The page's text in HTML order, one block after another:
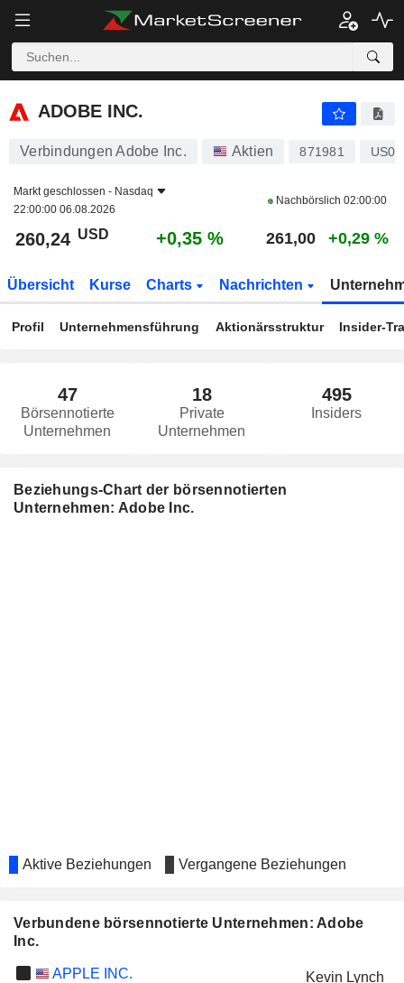
ADOBE INC.
ADOBE INC.
Verbindungen Adobe Inc. Aktien 871981
Markt geschlossen - Nasdaq
22:00:00 06.08.2026
Nachbörslich 02:00:00
260,24 USD +0,35 % 261,00 +0,29 %
Übersicht Kurse Charts Nachrichten
Profil Unternehmensführung Aktionärsstruktur Insider-
47
Börsennotierte
Unternehmen
18
Private
Unternehmen
495
Insiders
Beziehungs-Chart der börsennotierten
Unternehmen: Adobe Inc.
Aktive Beziehungen Vergangene Beziehungen
Verbundene börsennotierte Unternehmen: Adobe
Inc.
APPLE INC.
Kevin Lynch